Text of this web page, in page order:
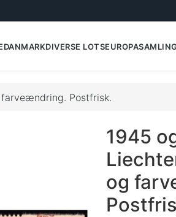
DANMARKDIVERSE LOTSEUROPA
farveændring. Postfrisk.
1945
og